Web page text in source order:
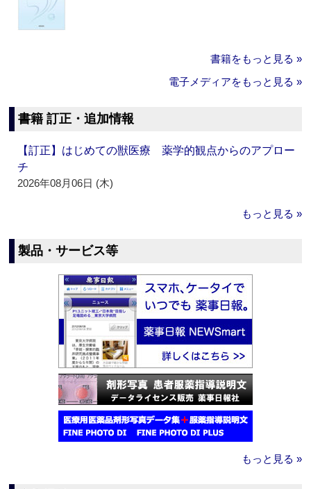
書籍をもっと見る »
電子メディアをもっと見る »
書籍 訂正・追加情報
【訂正】はじめての獣医療 薬学的観点からのアプロー
チ
2026年08月06日 (木)
もっと見る »
製品・サービス等
もっと見る »